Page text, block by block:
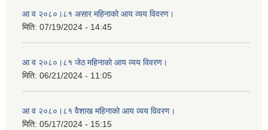
आ व २०८०।८१ असार महिनाको आय व्यय विवरण।
मिति: 07/19/2024 - 14:45
आ व २०८०।८१ जेठ महिनाको आय व्यय विवरण।
मिति: 06/21/2024 - 11:05
आ व २०८०।८१ वैशाख महिनाको आय व्यय विवरण।
मिति: 05/17/2024 - 15:15